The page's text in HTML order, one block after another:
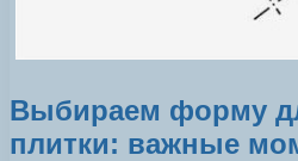
Выбираем форму
плитки: важные